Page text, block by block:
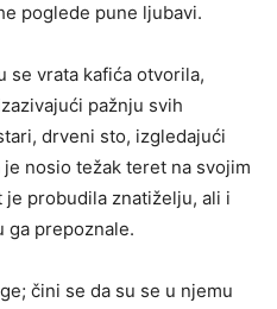
poglede pune ljubavi.
se vrata kafića otvorila,
pažnju svih
drveni sto, izgledajući
nosio težak teret na svojim
probudila znatiželju, ali i
ga prepoznale.
čini se da su se u njemu